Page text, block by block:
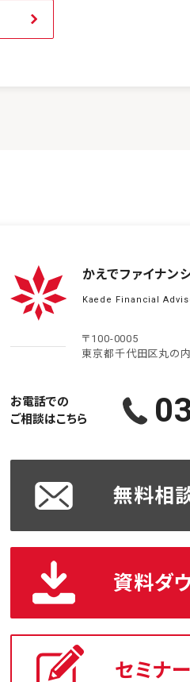
かえでファイナン
Kaede Financial
〒100-0005
東京都千代田区丸の
お電話での
ご相談はこちら
無料相
資料ダ
セミナ